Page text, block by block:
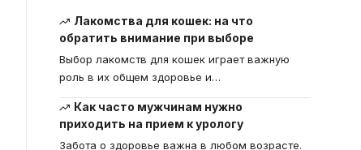
Лакомства для кошек: на что
обратить внимание при выборе
Выбор лакомств для кошек играет важную
роль в их общем здоровье и…
Как часто мужчинам нужно
приходить на прием к урологу
Забота о здоровье важна в любом возрасте.